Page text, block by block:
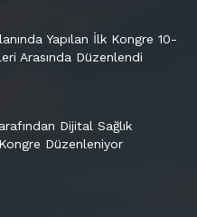
Yapılan İlk Kongre 10-
Arasında Düzenlendi
Dijital Sağlık
Düzenleniyor